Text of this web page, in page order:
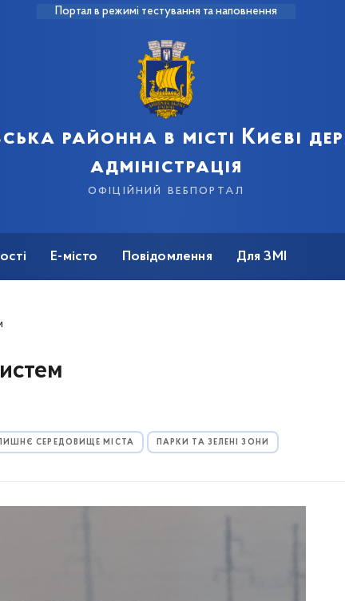
Портал в режимі тестування та наповнення
районна в місті Києві
адміністрація
офіційний вебпортал
Е-місто Повідомлення Для ЗМІ
СЕРЕДОВИЩЕ МІСТА ПАРКИ ТА ЗЕЛЕНІ ЗОНИ